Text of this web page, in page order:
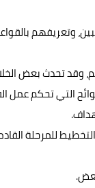
وتعريفهم
وقد تحدث بعض
التي تحكم عمل
للمرحلة